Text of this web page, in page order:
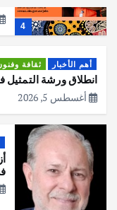
4
أهم الأخبار ثقافة
انطلاق ورشة التمثيل
أغسطس 5, 2026